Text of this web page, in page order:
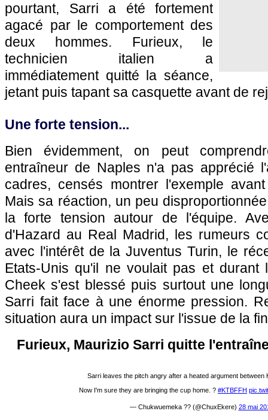
pourtant, Sarri a été fortement
agacé par le comportement des
deux hommes. Furieux, le
technicien italien a
immédiatement quitté la séance,
jetant puis tapant sa casquette avant de
Une forte tension...
Bien évidemment, on peut
entraîneur de Naples n'a pas apprécié
cadres, censés montrer l'exemple
Mais sa réaction, un peu
la forte tension autour de l'équipe.
d'Hazard au Real Madrid, les rumeurs
avec l'intérêt de la Juventus Turin, le
Etats-Unis qu'il ne voulait pas et durant
Cheek s'est blessé puis surtout une
Sarri fait face à une énorme pression.
situation aura un impact sur l'issue de la
Furieux, Maurizio Sarri quitte
Sarri leaves the pitch angry after a heated argument between
Now I'm sure they are bringing the cup home. ? #KTBFFH
— Chukwuemeka ?? (@ChuxEkere) 28 mai